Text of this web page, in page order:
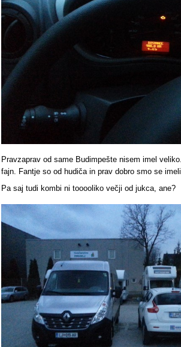
Pravzaprav od same Budimpešte nisem imel
fajn. Fantje so od hudiča in prav dobro smo se
Pa saj tudi kombi ni tooooliko večji od jukca, ane?